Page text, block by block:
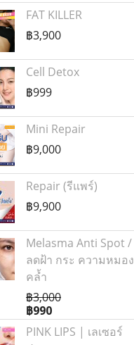
FAT KILLER
฿3,900
Cell Detox
฿999
Mini Repair
฿9,000
Repair (รีแพร์)
฿9,900
Melasma Anti Spot /
ลดฝ้า กระ ความหมอง
คล้ำ
฿3,000
฿990
PINK LIPS | เลเซอร์